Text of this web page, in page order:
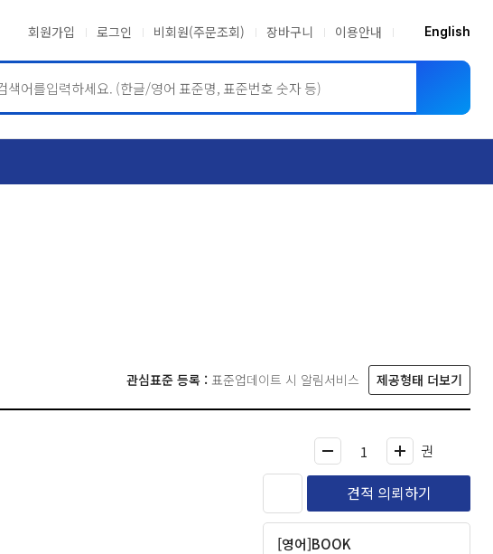
회원가입 로그인 비회원(주문조회) 장바구니 이용안내 English
관심표준 등록 : 표준업데이트 시 알림서비스 제공형태 더보기
권
견적 의뢰하기
[영어]BOOK